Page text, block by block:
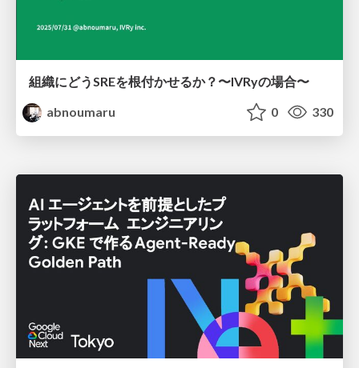
組織にどうSREを根付かせるか？〜IVRyの場合〜
abnoumaru
0 330